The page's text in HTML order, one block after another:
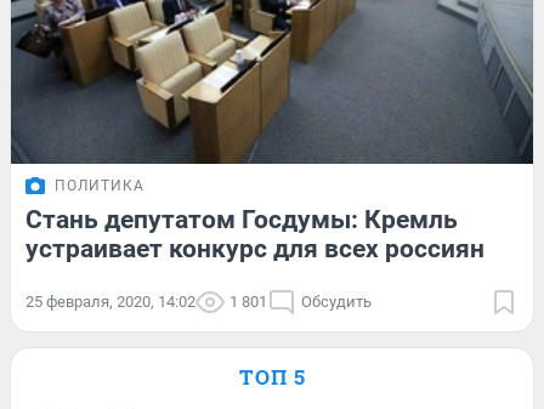
ПОЛИТИКА
Стань депутатом Госдумы: Кремль
устраивает конкурс для всех россиян
25 февраля, 2020, 14:02 1 801 Обсудить
ТОП 5